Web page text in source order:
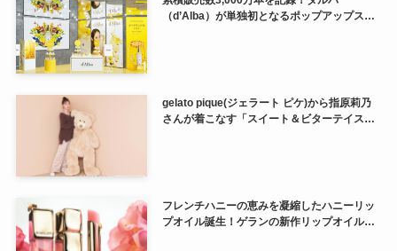
（d’Alba）が単独初となるポップアップスト
gelato pique(ジェラート ピケ)から指原莉乃
さんが着こなす「スイート＆ビターテイス
フレンチハニーの恵みを凝縮したハニーリッ
プオイル誕生！ゲランの新作リップオイルが